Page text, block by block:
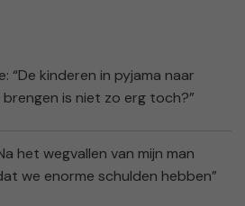
“De kinderen in pyjama naar
is niet zo erg toch?”
het wegvallen van mijn man
we enorme schulden hebben”